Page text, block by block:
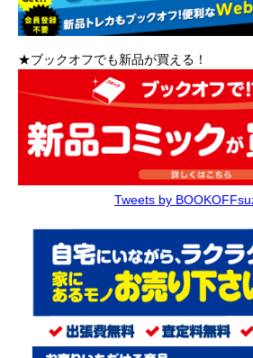
★ブックオフでも新品が買える！
Tweets by